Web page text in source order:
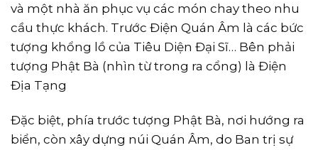
và một nhà ăn phục vụ các món chay theo nhu
cầu thực khách. Trước Điện Quán Âm là các bức
tượng khổng lồ của Tiêu Diện Đại Sĩ… Bên phải
tượng Phật Bà (nhìn từ trong ra cổng) là Điện
Địa Tạng
Đặc biệt, phía trước tượng Phật Bà, nơi hướng ra
biển, còn xây dựng núi Quán Âm, do Ban trị sự